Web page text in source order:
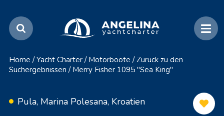
Home / Yacht Charter / Motorboote / Zurück zu den
Suchergebnissen / Merry Fisher 1095 "Sea King"
Pula, Marina Polesana, Kroatien